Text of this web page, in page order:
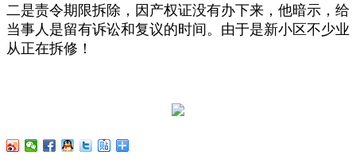
二是责令期限拆除，因产权证没有办下来，他暗示，给
当事人是留有诉讼和复议的时间。由于是新小区不少业
从正在拆修！